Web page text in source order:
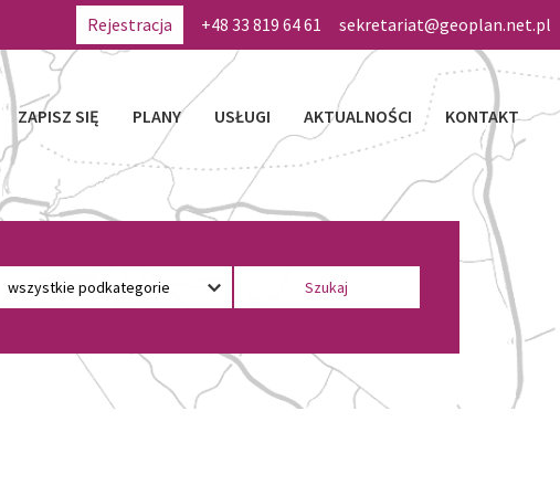
Rejestracja +48 33 819 64 61 sekretariat@geoplan.net.pl
ZAPISZ SIĘ PLANY USŁUGI AKTUALNOŚCI KONTAKT